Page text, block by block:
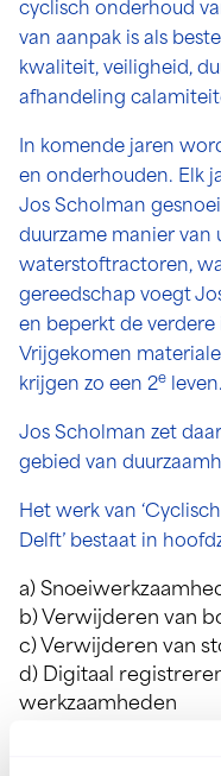
cyclisch onderhoud
van aanpak is als
kwaliteit, veiligheid,
afhandeling
In komende jaren
en onderhouden. Elk
Jos Scholman
duurzame manier van
waterstoftractoren,
gereedschap voegt
en beperkt de verdere
Vrijgekomen
krijgen zo een 2e leven.
Jos Scholman zet
gebied van
Het werk van
Delft’ bestaat in
a)
b) Verwijderen van
c) Verwijderen van
d) Digitaal
werkzaamheden